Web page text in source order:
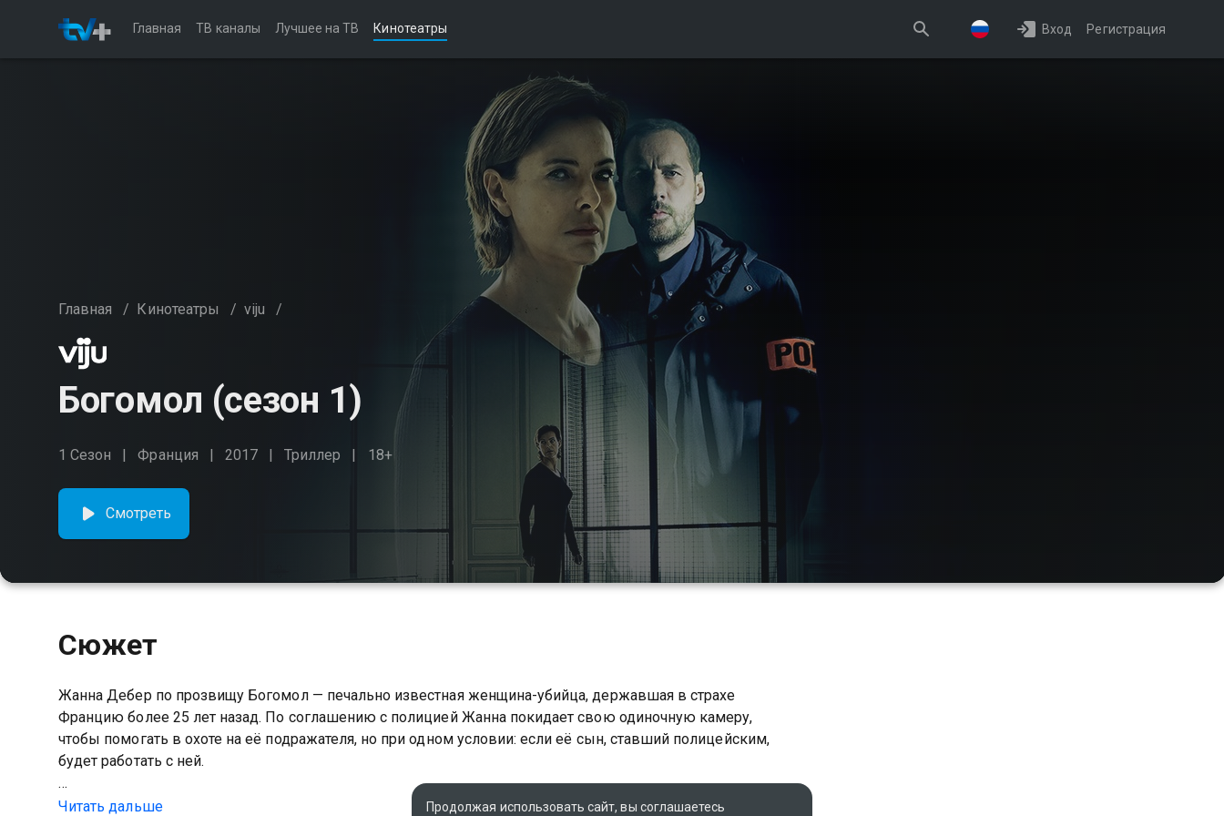
Главная ТВ каналы Лучшее на ТВ Кинотеатры Вход Регистрация
Главная / Кинотеатры / viju /
Богомол (сезон 1)
1 Сезон Франция 2017 Триллер 18+
Смотреть
Сюжет
Жанна Дебер по прозвищу Богомол — печально известная женщина-убийца, державшая в страхе
Францию более 25 лет назад. По соглашению с полицией Жанна покидает свою одиночную камеру,
чтобы помогать в охоте на её подражателя, но при одном условии: если её сын, ставший полицейским,
будет работать с ней.
Посмотреть онлайн 1 сезон сериала Богомол вы можете совершенно бесплатно в хорошем HD качестве
Читать дальше Продолжая использовать сайт, вы соглашаетесь